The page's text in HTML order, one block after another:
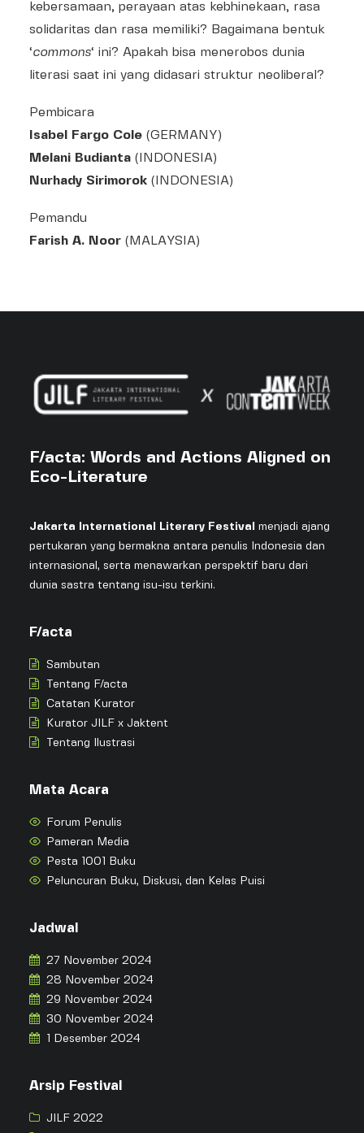
kebersamaan, perayaan atas kebhinekaan, rasa
solidaritas dan rasa memiliki? Bagaimana bentuk
‘commons‘ ini? Apakah bisa menerobos dunia
literasi saat ini yang didasari struktur neoliberal?
Pembicara
Isabel Fargo Cole (GERMANY)
Melani Budianta (INDONESIA)
Nurhady Sirimorok (INDONESIA)
Pemandu
Farish A. Noor (MALAYSIA)
F/acta: Words and Actions Aligned on
Eco-Literature
Jakarta International Literary Festival
menjadi ajang
pertukaran yang bermakna antara penulis Indonesia dan
internasional, serta menawarkan perspektif baru dari
dunia sastra tentang isu-isu terkini.
F/acta
Sambutan
Tentang F/acta
Catatan Kurator
Kurator JILF x Jaktent
Tentang Ilustrasi
Mata Acara
Forum Penulis
Pameran Media
Pesta 1001 Buku
Peluncuran Buku, Diskusi, dan Kelas Puisi
Jadwal
27 November 2024
28 November 2024
29 November 2024
30 November 2024
1 Desember 2024
Arsip Festival
JILF 2022